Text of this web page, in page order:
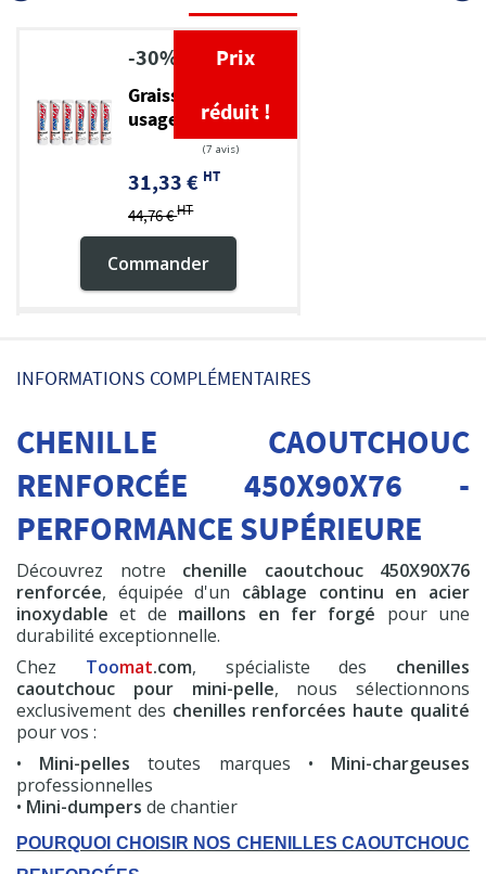
Graisse TP multi-
usage EP 2
31,33 € HT
44,76 €HT
Prix
réduit !
-30%
Commander
Pompe à graisse
19,50 €
Commander
INFORMATIONS COMPLÉMENTAIRES
CHENILLE CAOUTCHOUC
RENFORCÉE 450X90X76 -
PERFORMANCE SUPÉRIEURE
Découvrez notre chenille caoutchouc 450X90X76
renforcée, équipée d'un câblage continu en acier
inoxydable et de maillons en fer forgé pour une
durabilité exceptionnelle.
Chez Toomat.com, spécialiste des chenilles
caoutchouc pour mini-pelle, nous sélectionnons
exclusivement des chenilles renforcées haute qualité
pour vos :
• Mini-pelles toutes marques • Mini-chargeuses
professionnelles
• Mini-dumpers de chantier
POURQUOI CHOISIR NOS CHENILLES CAOUTCHOUC